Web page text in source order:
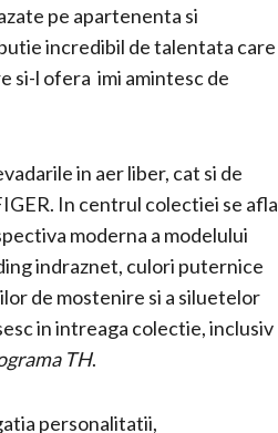
pe apartenenta si
incredibil de talentata care
si-l ofera imi amintesc de
in aer liber, cat si de
In centrul colectiei se afla
moderna a modelului
indraznet, culori puternice
de mostenire si a siluetelor
in intreaga colectie, inclusiv
TH.
personalitatii,